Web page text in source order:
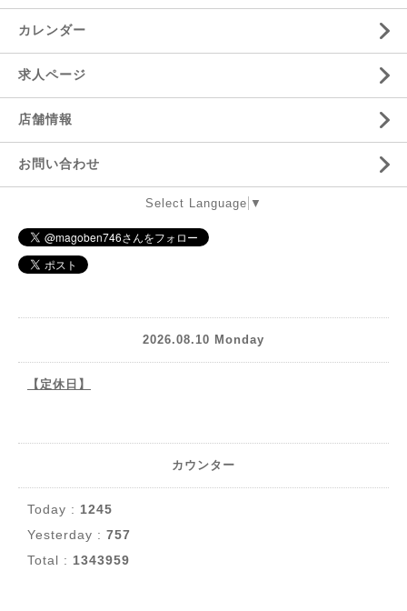
カレンダー
求人ページ
店舗情報
お問い合わせ
Select Language ▼
2026.08.10 Monday
【定休日】
カウンター
Today : 1245
Yesterday : 757
Total : 1343959